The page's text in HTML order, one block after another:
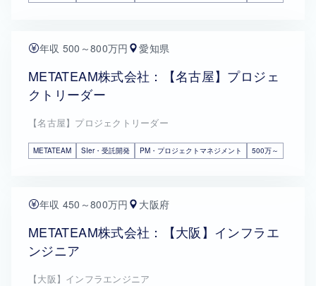
年収 500～800万円 愛知県
METATEAM株式会社：【名古屋】プロジェ
クトリーダー
【名古屋】プロジェクトリーダー
METATEAM SIer・受託開発 PM・プロジェクトマネジメント 500万～
年収 450～800万円 大阪府
METATEAM株式会社：【大阪】インフラエ
ンジニア
【大阪】インフラエンジニア